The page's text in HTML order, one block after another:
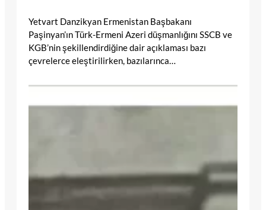
Yetvart Danzikyan Ermenistan Başbakanı
Paşinyan’ın Türk-Ermeni Azeri düşmanlığını SSCB ve
KGB’nin şekillendirdiğine dair açıklaması bazı
çevrelerce eleştirilirken, bazılarınca…